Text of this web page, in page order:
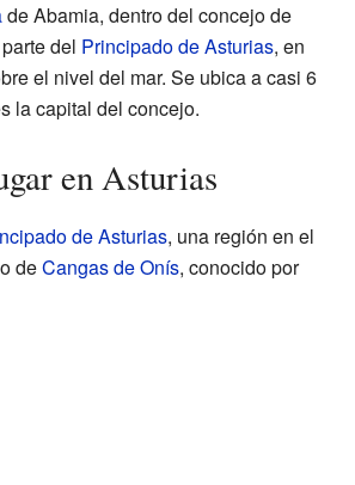
de Abamia, dentro del concejo de
del Principado de Asturias, en
el nivel del mar. Se ubica a casi 6
la capital del concejo.
en Asturias
de Asturias, una región en el
deCangas de Onís, conocido por